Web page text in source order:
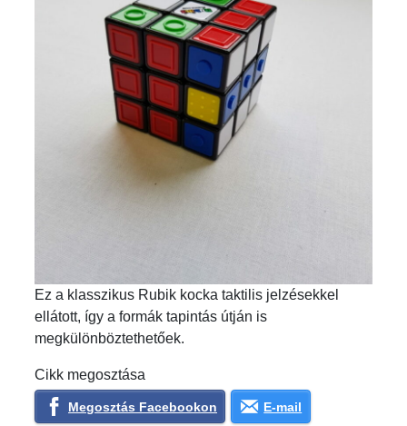
Ez a klasszikus Rubik kocka taktilis jelzésekkel
ellátott, így a formák tapintás útján is
megkülönböztethetőek.
Cikk megosztása
Megosztás Facebookon E-mail